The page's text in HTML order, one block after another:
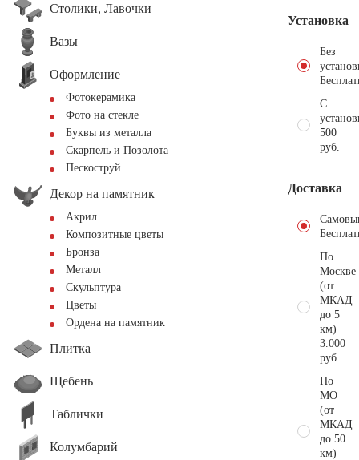
Столики, Лавочки
Вазы
Оформление
Фотокерамика
Фото на стекле
Буквы из металла
Скарпель и Позолота
Пескоструй
Декор на памятник
Акрил
Композитные цветы
Бронза
Металл
Скульптура
Цветы
Ордена на памятник
Плитка
Щебень
Таблички
Колумбарий
Установка
Без
С
500
руб.
Доставка
По
Москве
(от
МКАД
до 5
км)
3.000
руб.
По
МО
(от
МКАД
до 50
км)